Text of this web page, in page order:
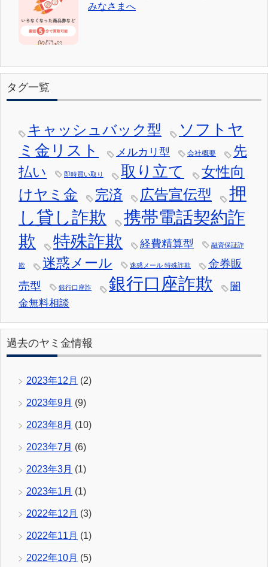
みなさまへ
タグ一覧
キャッシュバック型
ソフトヤ
ミ金リスト
メルカリ型 会社概要
先
払い
即時買い取り 取り立て
女性向
けヤミ金
完済 広告宣伝型
押
し貸し詐欺
携帯電話契約詐
欺
特殊詐欺 経費精算型 融資保証詐
欺 迷惑メール 迷惑メール 特殊詐欺
金券販
売型
銀行口座詐 銀行口座詐欺
闇
金無料相談
過去のヤミ金情報
2023年12月 (2)
2023年9月 (9)
2023年8月 (10)
2023年7月 (6)
2023年3月 (1)
2023年1月 (1)
2022年12月 (3)
2022年11月 (1)
2022年10月 (5)